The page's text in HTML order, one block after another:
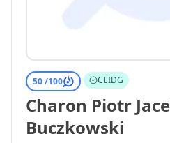
50 /100 CEIDG
Charon Piotr
Buczkowski